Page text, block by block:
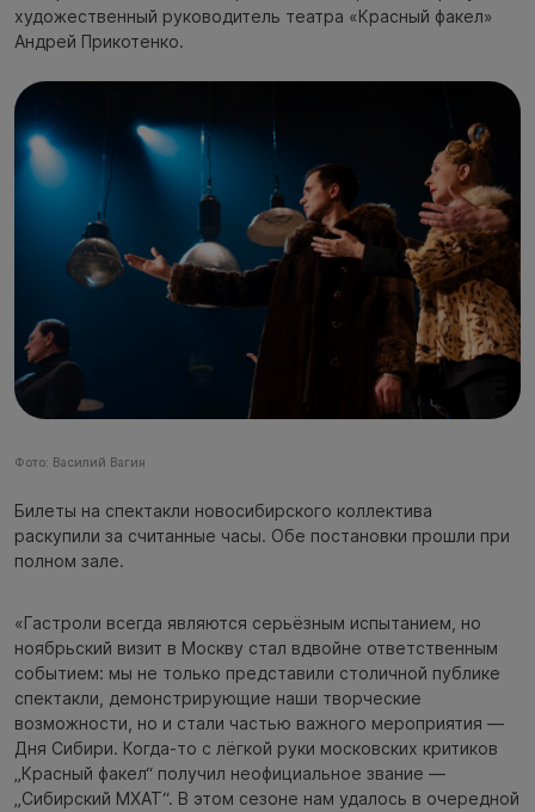
художественный руководитель театра «Красный факел»
Андрей Прикотенко.
Фото: Василий Вагин
Билеты на спектакли новосибирского коллектива
раскупили за считанные часы. Обе постановки прошли при
полном зале.
«Гастроли всегда являются серьёзным испытанием, но
ноябрьский визит в Москву стал вдвойне ответственным
событием: мы не только представили столичной публике
спектакли, демонстрирующие наши творческие
возможности, но и стали частью важного мероприятия —
Дня Сибири. Когда-то с лёгкой руки московских критиков
„Красный факел“ получил неофициальное звание —
„Сибирский МХАТ“. В этом сезоне нам удалось в очередной